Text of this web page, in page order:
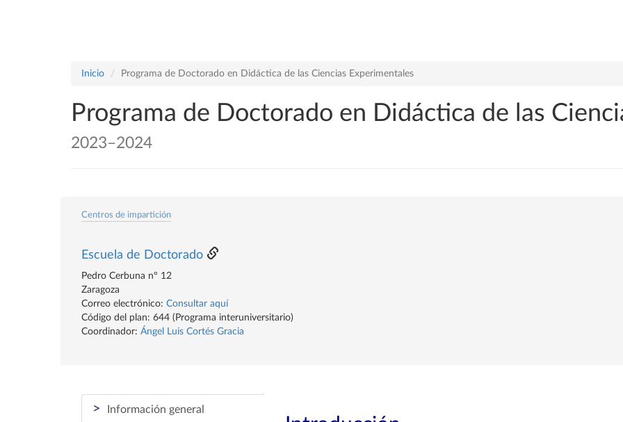
Inicio Programa de Doctorado en Didáctica de las Ciencias Experimentales
Programa de Doctorado en Didáctica de las
2023–2024
Centros de impartición
Escuela de Doctorado
Pedro Cerbuna nº 12
Zaragoza
Correo electrónico: Consultar aquí
Código del plan: 644 (Programa interuniversitario)
Coordinador: Ángel Luis Cortés Gracia
> Información general